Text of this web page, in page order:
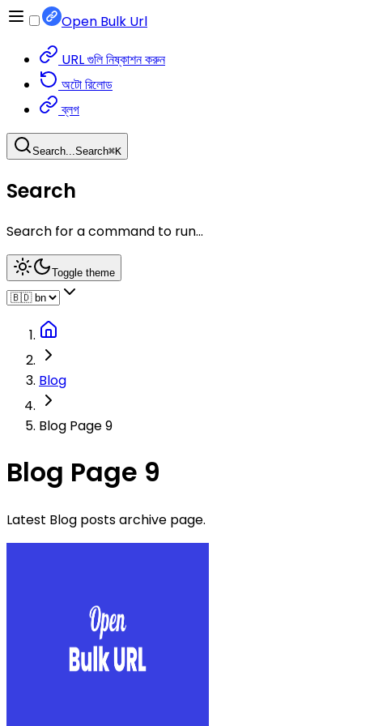
Open Bulk Url
URL গুলি নিষ্কাশন করুন
অটো রিলোড
ব্লগ
Search...Search⌘K
Search
Search for a command to run...
Toggle theme
Blog
Blog Page 9
Blog Page 9
Latest Blog posts archive page.